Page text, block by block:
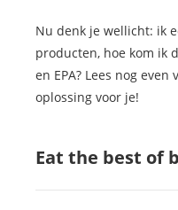
Nu denk je wellicht: ik
producten, hoe kom ik
en EPA? Lees nog
oplossing voor je!
Eat the best of